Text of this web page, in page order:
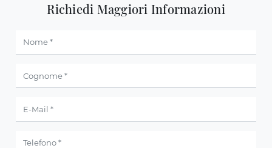
Richiedi Maggiori Informazioni